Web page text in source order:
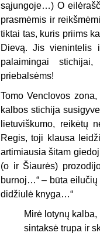
sąjungoje…) O
prasmėmis ir
tiktai tas, kuris priims
Dievą. Jis
palaimingai stichijai,
priebalsėms!
Tomo Venclovos
kalbos stichija
lietuviškumo, reikė­tų
Regis, toji klausa
artimiausia šitam
(o ir Šiaurės)
burnoj…“ – būta eilučių
didžiulė knyga…“
Mirė lotynų
sintaksė trupa ir